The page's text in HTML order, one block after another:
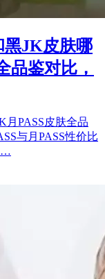
黑JK皮肤哪
品鉴对比，
月PASS皮肤全品
与月PASS性价比
…